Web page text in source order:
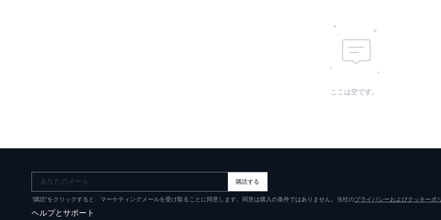
ここは空です。
あなたのメール 購読する
"購読"をクリックすると、マーケティングメールを受け取ることに同意します。同意は購入の条件ではありません。当社のプライバシーおよびクッキーポ
ヘルプとサポート